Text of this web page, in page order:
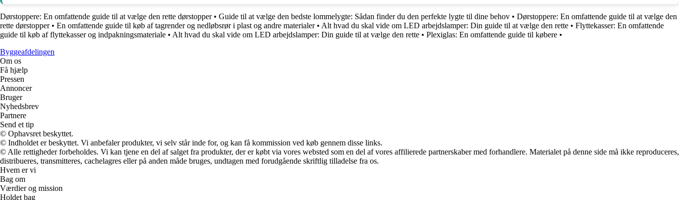
Dørstoppere: En omfattende guide til at vælge den rette dørstopper• Guide til at vælge den bedste lommelygte: Sådan finder du den perfekte lygte til dine behov • Dørstoppere: En omfattende guide til at vælge den
rette dørstopper• En omfattende guide til køb af tagrender og nedløbsrør i plast og andre materialer• Alt hvad du skal vide om LED arbejdslamper: Din guide til at vælge den rette • Flyttekasser: En omfattende
guide til køb af flyttekasser og indpakningsmateriale • Alt hvad du skal vide om LED arbejdslamper: Din guide til at vælge den rette • Plexiglas: En omfattende guide til købere •
Byggeafdelingen
Om os
Få hjælp
Pressen
Annoncer
Bruger
Nyhedsbrev
Partnere
Send et tip
© Ophavsret beskyttet.
© Indholdet er beskyttet. Vi anbefaler produkter, vi selv står inde for, og kan få kommission ved køb gennem disse links.
© Alle rettigheder forbeholdes. Vi kan tjene en del af salget fra produkter, der er købt via vores websted som en del af vores affilierede partnerskaber med forhandlere. Materialet på denne side må ikke reproduceres,
distribueres, transmitteres, cachelagres eller på anden måde bruges, undtagen med forudgående skriftlig tilladelse fra os.
Hvem er vi
Bag om
Værdier og mission
Holdet bag